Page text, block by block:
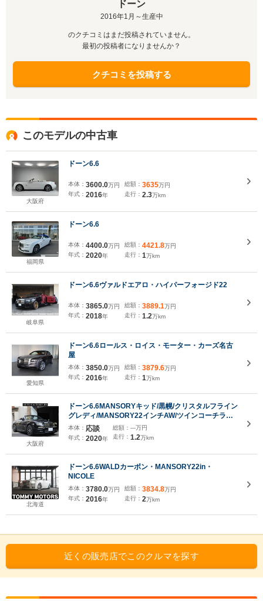
ドーン
2016年1月～生産中
のクチコミはまだ投稿されていません。
最初の投稿者になりませんか？
クチコミを投稿する
このモデルの中古車
大阪府
ドーン6.6
本体： 3600.0万円
年式： 2016年
総額： 3635万円
走行： 2.3万km
福岡県
ドーン6.6
本体： 4400.0万円
年式： 2020年
総額： 4421.8万円
走行： 1万km
岐阜県
ドーン6.6ヴァルドエアロ・ハイパーフォージド22
本体： 3865.0万円
年式： 2018年
総額： 3889.1万円
走行： 1.2万km
愛知県
ドーン6.6ロールス・ロイス・モーター・カーズ名古
屋
本体： 3850.0万円
年式： 2016年
総額： 3879.6万円
走行： 1万km
大阪府
ドーン6.6MANSORYキッド/黒幌/クリスタルフライン
グレディ/MANSORY22インチAW/ツインコーチライ
ン/電動シート/シートヒーター&ベンチレーション/ヘ
ッドレストRR刺繍/純正ナビ/地デジフルセグTV/バッ
本体： 応談
年式： 2020年
総額： ---万円
走行： 1.2万km
北海道
ドーン6.6WALDカーボン・MANSORY22in・
NICOLE
本体： 3780.0万円
年式： 2016年
総額： 3834.8万円
走行： 2万km
近くの販売店でこのクルマを探す